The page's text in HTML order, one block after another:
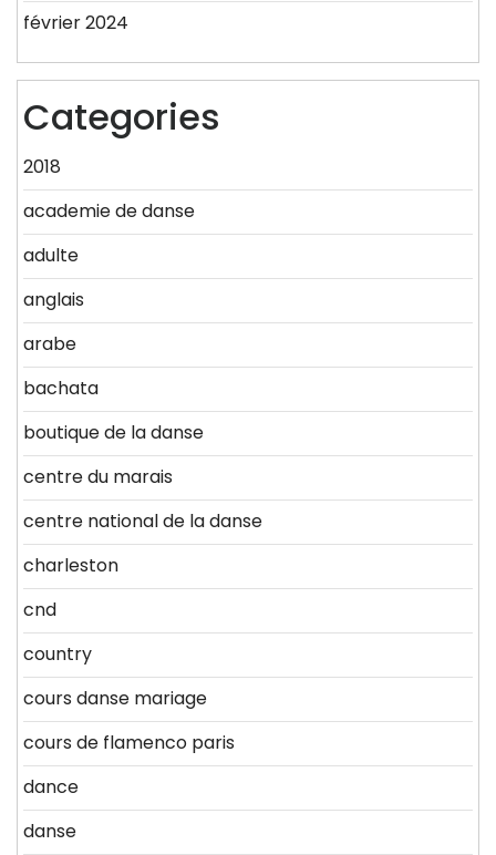
février 2024
Categories
2018
academie de danse
adulte
anglais
arabe
bachata
boutique de la danse
centre du marais
centre national de la danse
charleston
cnd
country
cours danse mariage
cours de flamenco paris
dance
danse